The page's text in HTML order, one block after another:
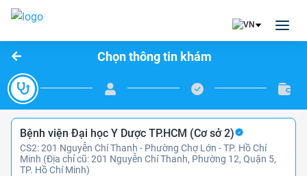
Chọn thông tin khám
Bệnh viện Đại học Y Dược TP.HCM (Cơ sở 2)
CS2: 201 Nguyễn Chí Thanh - Phường Chợ Lớn - TP. Hồ Chí
Minh (Địa chỉ cũ: 201 Nguyễn Chí Thanh, Phường 12, Quận 5,
TP. Hồ Chí Minh)